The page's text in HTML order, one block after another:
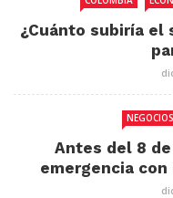
¿Cuánto subiría el
NEGOCIOS
Antes del 8
emergencia con